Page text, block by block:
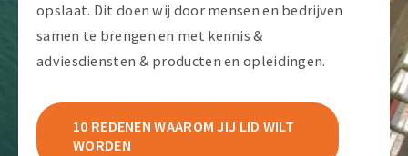
opslaat. Dit doen wij door mensen en bedrijven
samen te brengen en met kennis &
adviesdiensten & producten en opleidingen.
10 REDENEN WAAROM JIJ LID WILT
WORDEN